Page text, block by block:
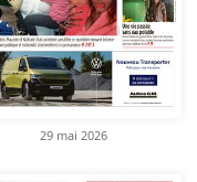
29 mai 2026